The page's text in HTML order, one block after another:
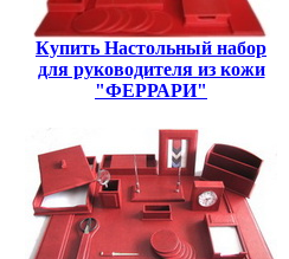
Купить Настольный набор
для руководителя из кожи
"ФЕРРАРИ"